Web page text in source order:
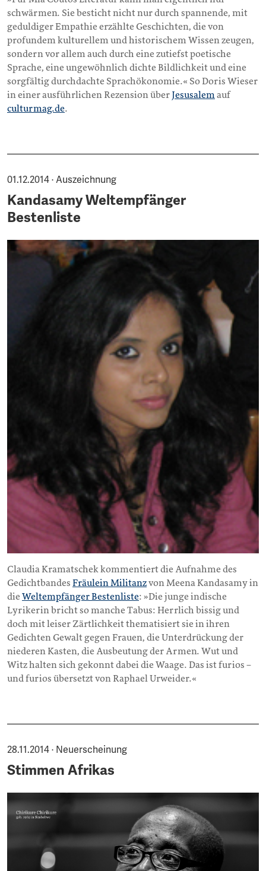
schwärmen. Sie besticht nicht nur durch spannende, mit
geduldiger Empathie erzählte Geschichten, die von
profundem kulturellem und historischem Wissen zeugen,
sondern vor allem auch durch eine zutiefst poetische
Sprache, eine ungewöhnlich dichte Bildlichkeit und eine
sorgfältig durchdachte Sprachökonomie.« So Doris Wieser
in einer ausführlichen Rezension über Jesusalemauf
culturmag.de.
01.12.2014 · Auszeichnung
Kandasamy Weltempfänger
Bestenliste
Claudia Kramatschek kommentiert die Aufnahme des
Gedichtbandes Fräulein Militanzvon Meena Kandasamy in
die Weltempfänger Bestenliste: »Die junge indische
Lyrikerin bricht so manche Tabus: Herrlich bissig und
doch mit leiser Zärtlichkeit thematisiert sie in ihren
Gedichten Gewalt gegen Frauen, die Unterdrückung der
niederen Kasten, die Ausbeutung der Armen. Wut und
Witz halten sich gekonnt dabei die Waage. Das ist furios –
und furios übersetzt von Raphael Urweider.«
28.11.2014 · Neuerscheinung
Stimmen Afrikas